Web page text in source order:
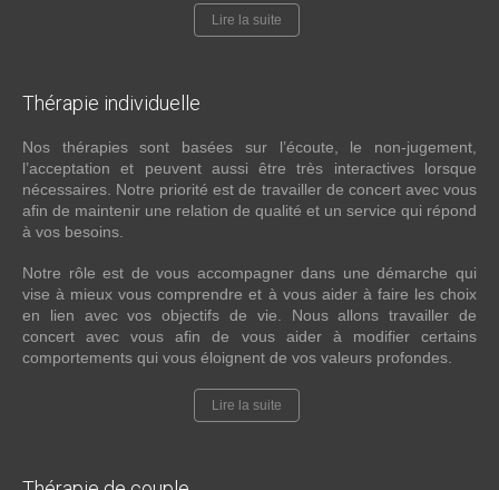
Lire la suite
Thérapie individuelle
Nos thérapies sont basées sur l’écoute, le non-jugement,
l’acceptation et peuvent aussi être très interactives lorsque
nécessaires. Notre priorité est de travailler de concert avec vous
afin de maintenir une relation de qualité et un service qui répond
à vos besoins.
Notre rôle est de vous accompagner dans une démarche qui
vise à mieux vous comprendre et à vous aider à faire les choix
en lien avec vos objectifs de vie. Nous allons travailler de
concert avec vous afin de vous aider à modifier certains
comportements qui vous éloignent de vos valeurs profondes.
Lire la suite